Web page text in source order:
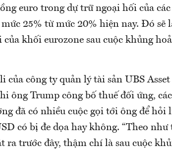
euro trong dự trữ ngoại hối của
25% từ mức 20% hiện nay. Đó sẽ
khối eurozone sau cuộc khủng
của công ty quản lý tài sản UBS
ông Trump công bố thuế đối ứng,
đã có nhiều cuộc gọi tới ông để hỏi
có bị đe dọa hay không. “Theo như
ra trước đây, thậm chí là sau cuộc